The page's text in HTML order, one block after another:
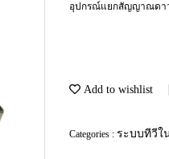
อุปกรณ์แยกสัญญาณดาว
Add to wishlist
Categories : ระบบทีวีใ